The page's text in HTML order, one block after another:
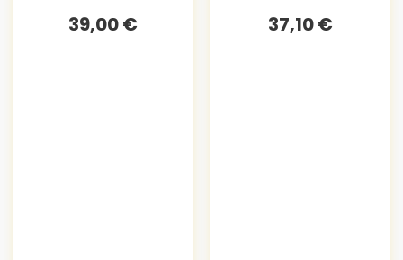
39,00 € 37,10 €